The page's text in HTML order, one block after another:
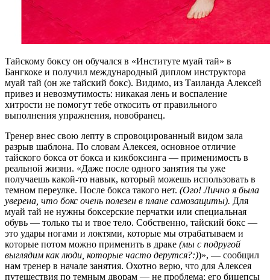
Тайскому боксу он обучался в «Институте муай тай» в
Бангкоке и получил международный диплом инструктора
муай тай (он же тайский бокс). Видимо, из Таиланда Алексей
привез и невозмутимость: никакая лень и воспаление
хитрости не помогут тебе откосить от правильного
выполнения упражнения, новобранец.
Тренер внес свою лепту в спровоцированный видом зала
разрыв шаблона. По словам Алексея, основное отличие
тайского бокса от бокса и кикбоксинга — применимость в
реальной жизни. «Даже после одного занятия ты уже
получаешь какой-то навык, который можешь использовать в
темном переулке. После бокса такого нет. (Ого! Лично я была
уверена, что бокс очень полезен в плане самозащиты). Для
муай тай не нужны боксерские перчатки или специальная
обувь — только ты и твое тело. Собственно, тайский бокс —
это удары ногами и локтями, которые мы отрабатываем и
которые потом можно применить в драке (мы с подругой
выглядим как люди, которые часто дерутся?:))», — сообщил
нам тренер в начале занятия. Охотно верю, что для Алексея
путешествия по темным дворам — не проблема: его бицепсы